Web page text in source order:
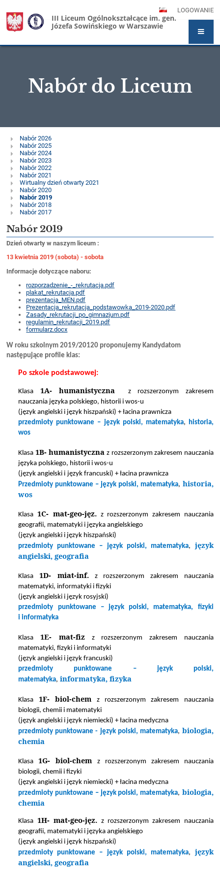
LOGOWANIE
III Liceum Ogólnokształcące im. gen.
Józefa Sowińskiego w Warszawie
Nabór do Liceum
Nabór
do
Liceum
Nabór 2026
Nabór 2025
Nabór 2024
Nabór 2023
Nabór 2022
Nabór 2021
Wirtualny dzień otwarty 2021
Nabór 2020
Nabór 2019
Nabór 2018
Nabór 2017
Nabór 2019
Dzień otwarty w naszym liceum :
13 kwietnia 2019 (sobota) - sobota
Informacje dotyczące naboru:
rozporzadzenie_-_rekrutacja.pdf
plakat_rekrutacja.pdf
prezentacja_MEN.pdf
Prezentacja_rekrutacja_podstawowka_2019-2020.pdf
Zasady_rekrutacji_po_gimnazjum.pdf
regulamin_rekrutacji_2019.pdf
formularz.docx
W roku szkolnym 2019/20120 proponujemy Kandydatom
następujące profile klas:
Po szkole podstawowej:
Klasa 1A- humanistyczna
z rozszerzonym zakresem
nauczania języka polskiego, historii i wos-u
(język angielski i język hiszpański) + łacina prawnicza
przedmioty punktowane – język polski, matematyka, historia,
wos
Klasa 1B- humanistyczna z rozszerzonym zakresem nauczania
języka polskiego, historii i wos-u
(język angielski i język francuski) + łacina prawnicza
Przedmioty punktowane – język polski, matematyka, historia,
wos
Klasa1C- mat-geo-jęz.z rozszerzonym zakresem nauczania
geografii, matematyki i języka angielskiego
(język angielski i język hiszpański)
przedmioty punktowane – język polski, matematyka,
język
angielski, geografia
Klasa1D- miat-inf.z rozszerzonym zakresem nauczania
matematyki, informatyki i fizyki
(język angielski i język rosyjski)
przedmioty punktowane – język polski, matematyka, fizyki
i informatyka
Klasa1E- mat-fizz rozszerzonym zakresem nauczania
matematyki, fizyki i informatyki
(język angielski i język francuski)
przedmioty punktowane – język polski,
matematyka, informatyka, fizyka
Klasa 1F- biol-chem z rozszerzonym zakresem nauczania
biologii, chemii i matematyki
(język angielski i język niemiecki) + łacina medyczna
przedmioty punktowane - język polski, matematyka, biologia,
chemia
Klasa1G- biol-chem z rozszerzonym zakresem nauczania
biologii, chemii i fizyki
(język angielski i język niemiecki) + łacina medyczna
przedmioty punktowane – język polski, matematyka, biologia,
chemia
Klasa 1H- mat-geo-jęz. z rozszerzonym zakresem nauczania
geografii, matematyki i języka angielskiego
(język angielski i język hiszpański)
przedmioty punktowane – język polski, matematyka,
język
angielski, geografia